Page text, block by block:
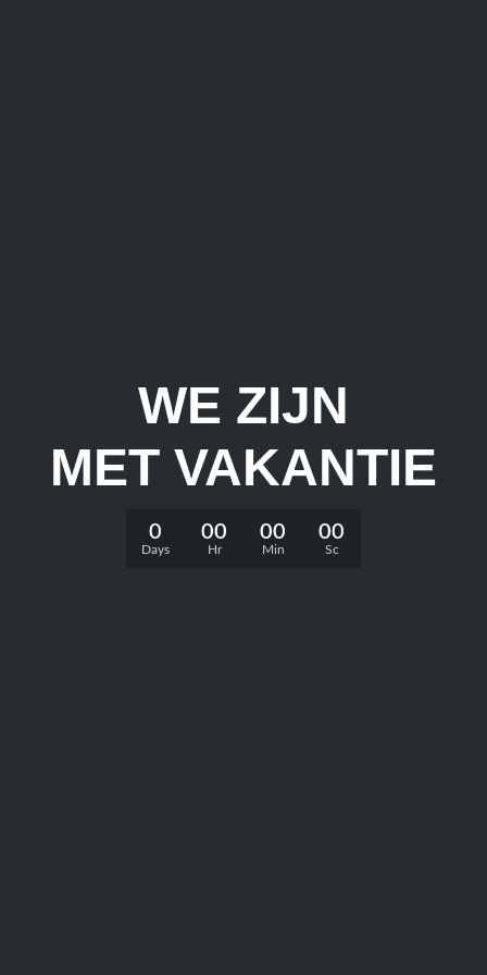
WE ZIJN
MET VAKANTIE
0
Days
00
Hr
00
Min
00
Sc